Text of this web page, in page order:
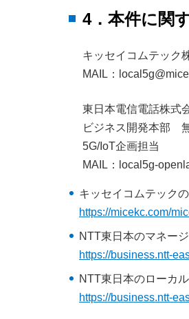
4．本件に関
キッセイコムテッ
MAIL：
東日本電信電話株式
ビジネス開発本部
5G/IoT企画担当
MAIL：local5g-
キッセイコムテック
https://micekc.com/
NTT東日本のマネー
https://business.ntt-
NTT東日本のローカ
https://business.ntt-